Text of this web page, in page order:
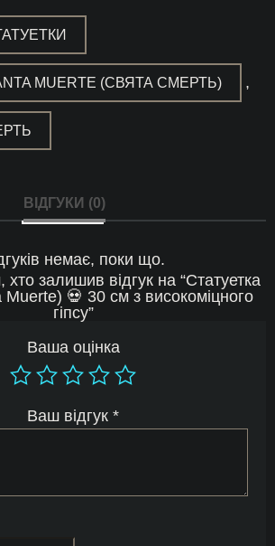
MUERTE (СВЯТА СМЕРТЬ) ,
ВІДГУКИ (0)
немає, поки що.
залишив відгук на “Статуетка
💀 30 см з високоміцного
гіпсу”
Ваша оцінка
Ваш відгук *